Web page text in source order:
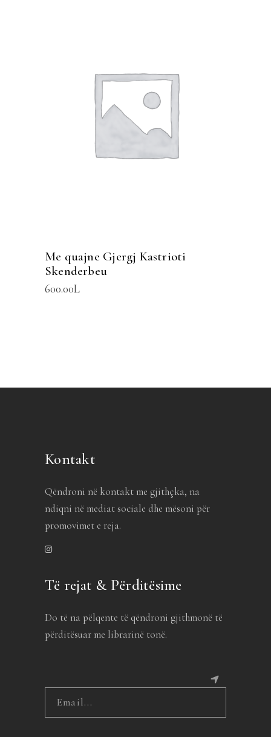
SHTOJE NË SHPORTË
Me quajne Gjergj Kastrioti
Skenderbeu
600.00L
Kontakt
Qëndroni në kontakt me gjithçka, na
ndiqni në mediat sociale dhe mësoni për
promovimet e reja.
Të rejat & Përditësime
Do të na pëlqente të qëndroni gjithmonë të
përditësuar me librarinë tonë.